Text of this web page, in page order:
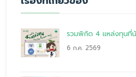
รวมพิกัด 4 แหล่งทุนที่
6 ก.ค. 2569